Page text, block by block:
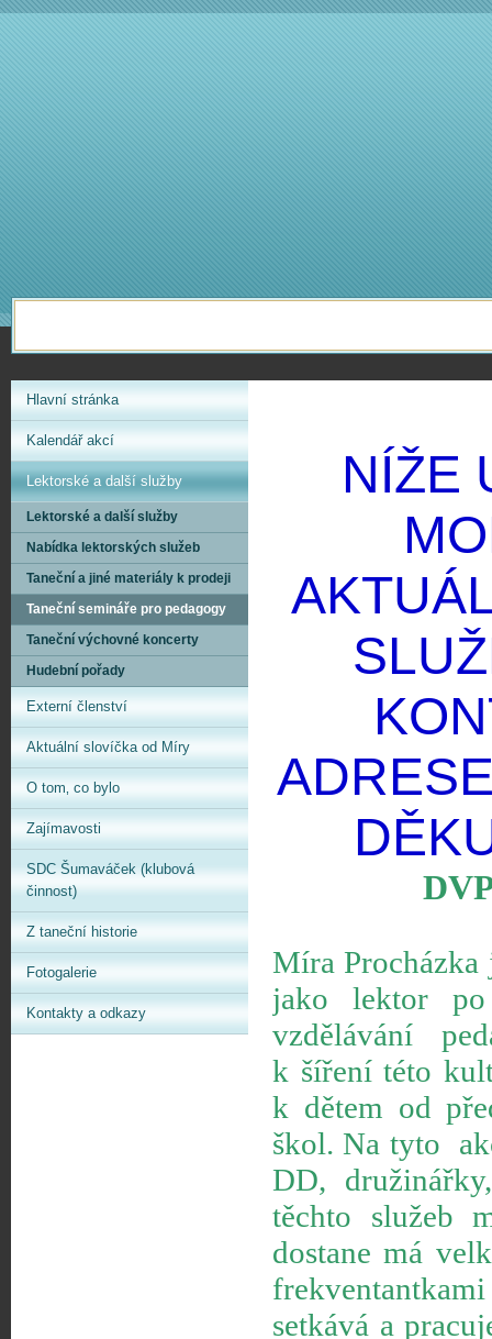
NÍŽE
Míra Procházka
jako lektor
vzdělávání
k šíření této
k dětem od
škol. Na tyto
DD,
těchto služeb
dostane má
setkává a
Hlavní stránka
Kalendář akcí
Lektorské a další služby
Lektorské a další služby
Nabídka lektorských služeb
Taneční a jiné materiály k prodeji
Taneční semináře pro pedagogy
Taneční výchovné koncerty
Hudební pořady
Externí členství
Aktuální slovíčka od Míry
O tom‚ co bylo
Zajímavosti
SDC Šumaváček (klubová
činnost)
Z taneční historie
Fotogalerie
Kontakty a odkazy